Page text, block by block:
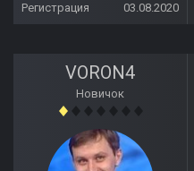
Регистрация
03.08.2020
VORON4
Новичок